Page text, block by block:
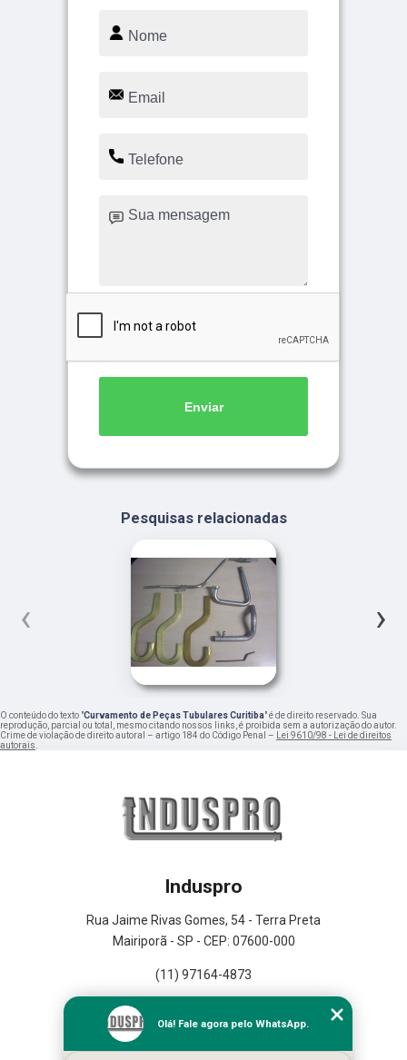
Enviar
Pesquisas relacionadas
‹ ›
O conteúdo do texto "Curvamento de Peças Tubulares Curitiba" é de direito reservado. Sua
reprodução, parcial ou total, mesmo citando nossos links, é proibida sem a autorização do autor.
Crime de violação de direito autoral – artigo 184 do Código Penal – Lei 9610/98 - Lei de direitos
autorais.
Induspro
Rua Jaime Rivas Gomes, 54 - Terra Preta
Mairiporã - SP - CEP: 07600-000
(11) 97164-4873
Empresa
Missão
Olá! Fale agora pelo WhatsApp.